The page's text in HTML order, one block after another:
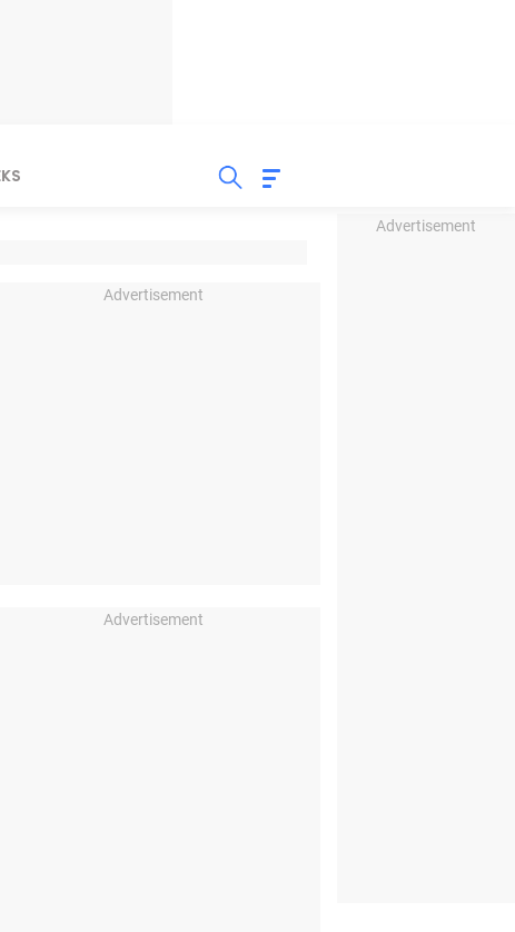
Advertisement
Advertisement
Advertisement